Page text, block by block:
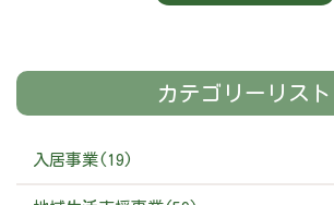
カテゴリーリスト
入居事業(19)